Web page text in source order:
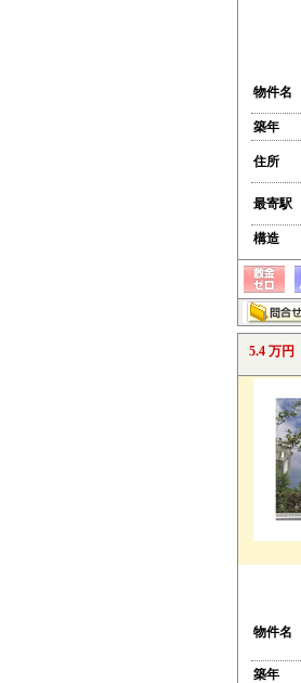
物件名
築年
住所
最寄駅
構造
5.4 万円
物件名
築年